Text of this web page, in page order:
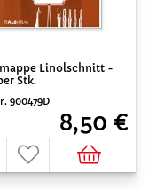
Linolschnitt -
Stk.
900479D
8,50 €